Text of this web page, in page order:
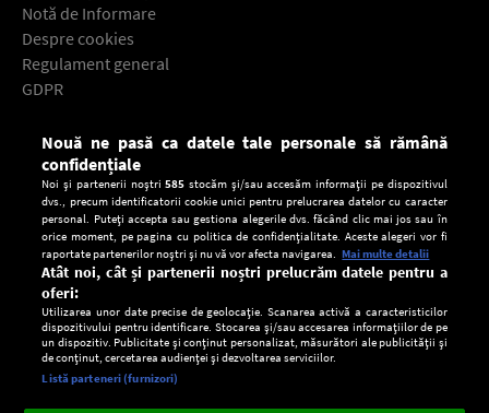
Notă de Informare
Despre cookies
Regulament general
GDPR
Descarcă gratuit aplicaţia Europa FM pentru smartphone:
Setări:
Nouă ne pasă ca datele tale personale să rămână
confidențiale
Noi și partenerii noștri585 stocăm și/sau accesăm informații pe dispozitivul
dvs., precum identificatorii cookie unici pentru prelucrarea datelor cu caracter
personal. Puteți accepta sau gestiona alegerile dvs. făcând clic mai jos sau în
orice moment, pe pagina cu politica de confidențialitate. Aceste alegeri vor fi
raportate partenerilor noștri și nu vă vor afecta navigarea. Mai multe detalii
Atât noi, cât și partenerii noștri prelucrăm datele pentru a
oferi:
Utilizarea unor date precise de geolocație. Scanarea activă a caracteristicilor
dispozitivului pentru identificare. Stocarea și/sau accesarea informațiilor de pe
un dispozitiv. Publicitate și conținut personalizat, măsurători ale publicității și
de conținut, cercetarea audienței și dezvoltarea serviciilor.
Listă parteneri (furnizori)